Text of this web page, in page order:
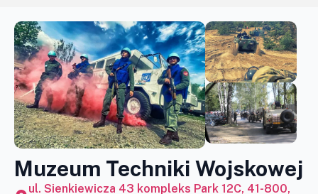
Muzeum Techniki Wojskowej
ul. Sienkiewicza 43 kompleks Park 12C, 41-800,